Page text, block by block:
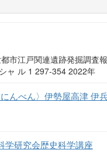
市江戸関連遺跡発掘調査
ャ ル 1 297-354 2022年
べん〉伊勢屋高津 伊
研究会歴史科学講座